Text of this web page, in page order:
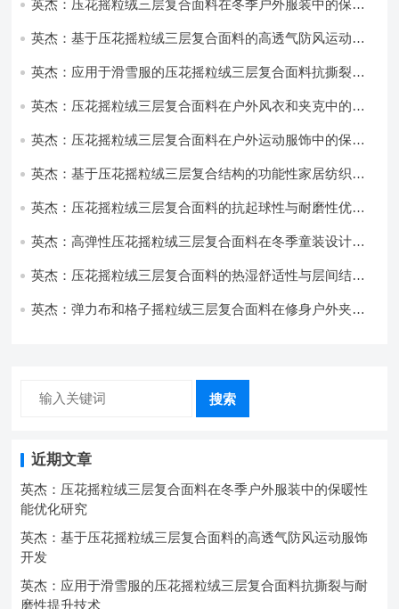
英杰：压花摇粒绒三层复合面料在冬季户外服装中的保暖
英杰：基于压花摇粒绒三层复合面料的高透气防风运动服
英杰：应用于滑雪服的压花摇粒绒三层复合面料抗撕裂与
英杰：压花摇粒绒三层复合面料在户外风衣和夹克中的应
英杰：压花摇粒绒三层复合面料在户外运动服饰中的保暖
英杰：基于压花摇粒绒三层复合结构的功能性家居纺织品
英杰：压花摇粒绒三层复合面料的抗起球性与耐磨性优化
英杰：高弹性压花摇粒绒三层复合面料在冬季童装设计中
英杰：压花摇粒绒三层复合面料的热湿舒适性与层间结合
英杰：弹力布和格子摇粒绒三层复合面料在修身户外夹克
搜索
近期文章
英杰：压花摇粒绒三层复合面料在冬季户外服装中的保暖性
能优化研究
英杰：基于压花摇粒绒三层复合面料的高透气防风运动服饰
开发
英杰：应用于滑雪服的压花摇粒绒三层复合面料抗撕裂与耐
磨性提升技术